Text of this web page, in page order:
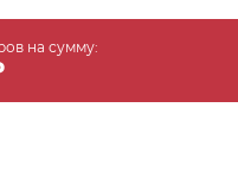
на сумму: